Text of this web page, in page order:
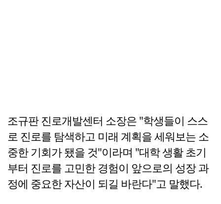
조규판 진로개발센터 소장은 "학생들이 스스
로 진로를 탐색하고 미래 계획을 세워보는 소
중한 기회가 됐을 것"이라며 "대학 생활 초기
부터 진로를 고민한 경험이 앞으로의 성장 과
정에 중요한 자산이 되길 바란다"고 말했다.